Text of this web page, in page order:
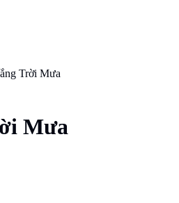
Trời Mưa
Mưa